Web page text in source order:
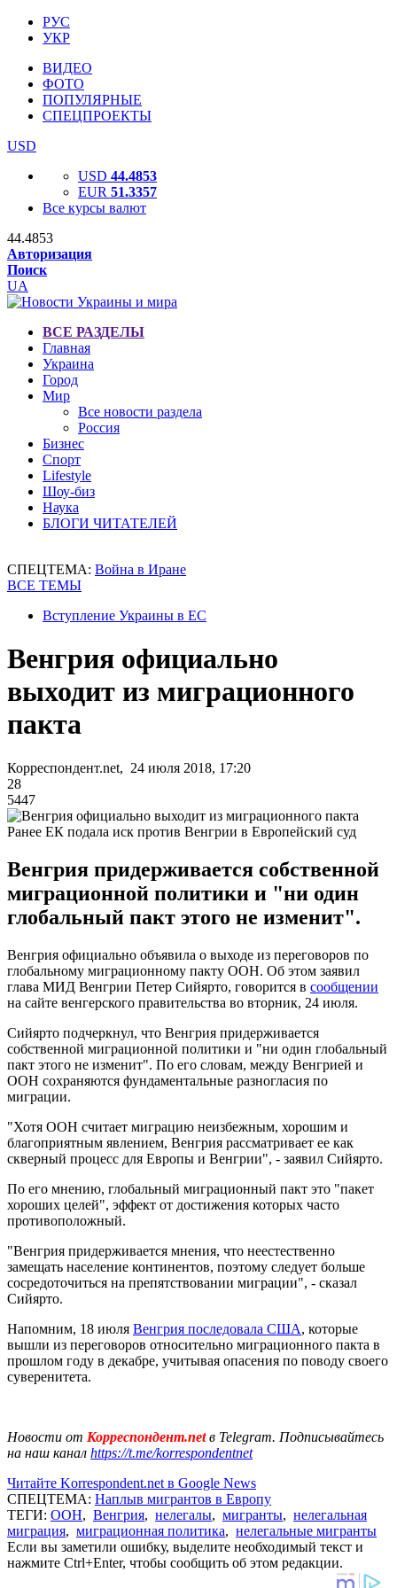
РУС
УКР
ВИДЕО
ФОТО
ПОПУЛЯРНЫЕ
СПЕЦПРОЕКТЫ
USD
USD 44.4853
EUR 51.3357
Все курсы валют
44.4853
Авторизация
Поиск
UA
ВСЕ РАЗДЕЛЫ
Главная
Украина
Город
Мир
Все новости раздела
Россия
Бизнес
Спорт
Lifestyle
Шоу-биз
Наука
БЛОГИ ЧИТАТЕЛЕЙ
СПЕЦТЕМА: Война в Иране
ВСЕ ТЕМЫ
Вступление Украины в ЕС
Венгрия официально
выходит из миграционного
пакта
Корреспондент.net, 24 июля 2018, 17:20
28
5447
Ранее ЕК подала иск против Венгрии в Европейский суд
Венгрия придерживается собственной
миграционной политики и "ни один
глобальный пакт этого не изменит".
Венгрия официально объявила о выходе из переговоров по
глобальному миграционному пакту ООН. Об этом заявил
глава МИД Венгрии Петер Сийярто, говорится в сообщении
на сайте венгерского правительства во вторник, 24 июля.
Сийярто подчеркнул, что Венгрия придерживается
собственной миграционной политики и "ни один глобальный
пакт этого не изменит". По его словам, между Венгрией и
ООН сохраняются фундаментальные разногласия по
миграции.
"Хотя ООН считает миграцию неизбежным, хорошим и
благоприятным явлением, Венгрия рассматривает ее как
скверный процесс для Европы и Венгрии", - заявил Сийярто.
По его мнению, глобальный миграционный пакт это "пакет
хороших целей", эффект от достижения которых часто
противоположный.
"Венгрия придерживается мнения, что неестественно
замещать население континентов, поэтому следует больше
сосредоточиться на препятствовании миграции", - сказал
Сийярто.
Напомним, 18 июля Венгрия последовала США, которые
вышли из переговоров относительно миграционного пакта в
прошлом году в декабре, учитывая опасения по поводу своего
суверенитета.
Новости от Корреспондент.netв Telegram. Подписывайтесь
на наш канал https://t.me/korrespondentnet
Читайте Korrespondent.net в Google News
СПЕЦТЕМА: Наплыв мигрантов в Европу
ТЕГИ: ООН, Венгрия, нелегалы, мигранты, нелегальная
миграция, миграционная политика, нелегальные мигранты
Если вы заметили ошибку, выделите необходимый текст и
нажмите Ctrl+Enter, чтобы сообщить об этом редакции.